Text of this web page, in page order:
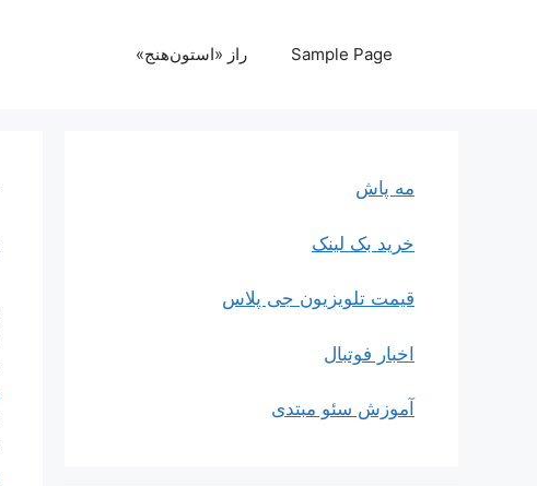
Sample Page راز «استون‌هنج»
مه پاش
خرید بک لینک
قیمت تلویزیون جی پلاس
اخبار فوتبال
آموزش سئو مبتدی